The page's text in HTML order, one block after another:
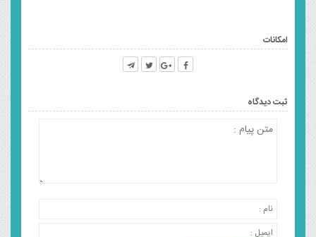
امکانات
ثبت دیدگاه